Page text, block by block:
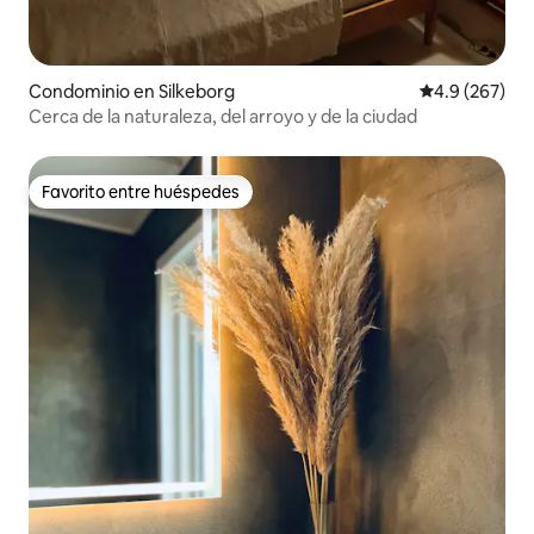
Condominio en Silkeborg Calificación
4.9 (267)
Cerca de la naturaleza, del arroyo y de la ciudad
Favorito entre huéspedes
Favorito entre huéspedes